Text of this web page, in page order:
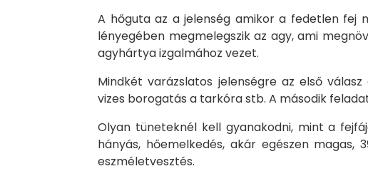
A hőguta az a jelenség amikor a fedetlen fej
lényegében megmelegszik az agy, ami
agyhártya izgalmához vezet.
Mindkét varázslatos jelenségre az első válasz
vizes borogatás a tarkóra stb. A második
Olyan tüneteknél kell gyanakodni, mint a
hányás, hőemelkedés, akár egészen magas,
eszméletvesztés.